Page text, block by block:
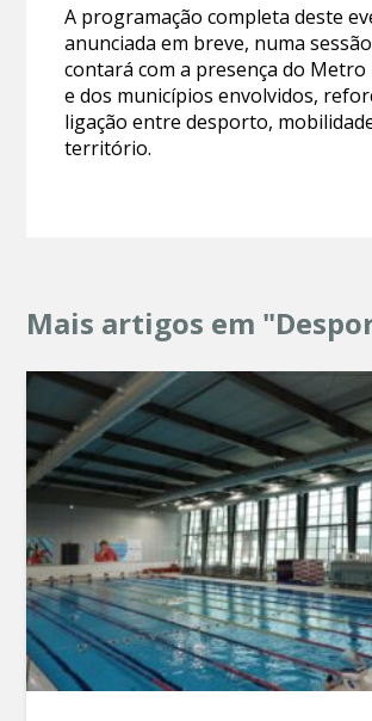
A programação completa deste
anunciada em breve, numa
contará com a presença do
e dos municípios envolvidos,
ligação entre desporto,
território.
Mais artigos em